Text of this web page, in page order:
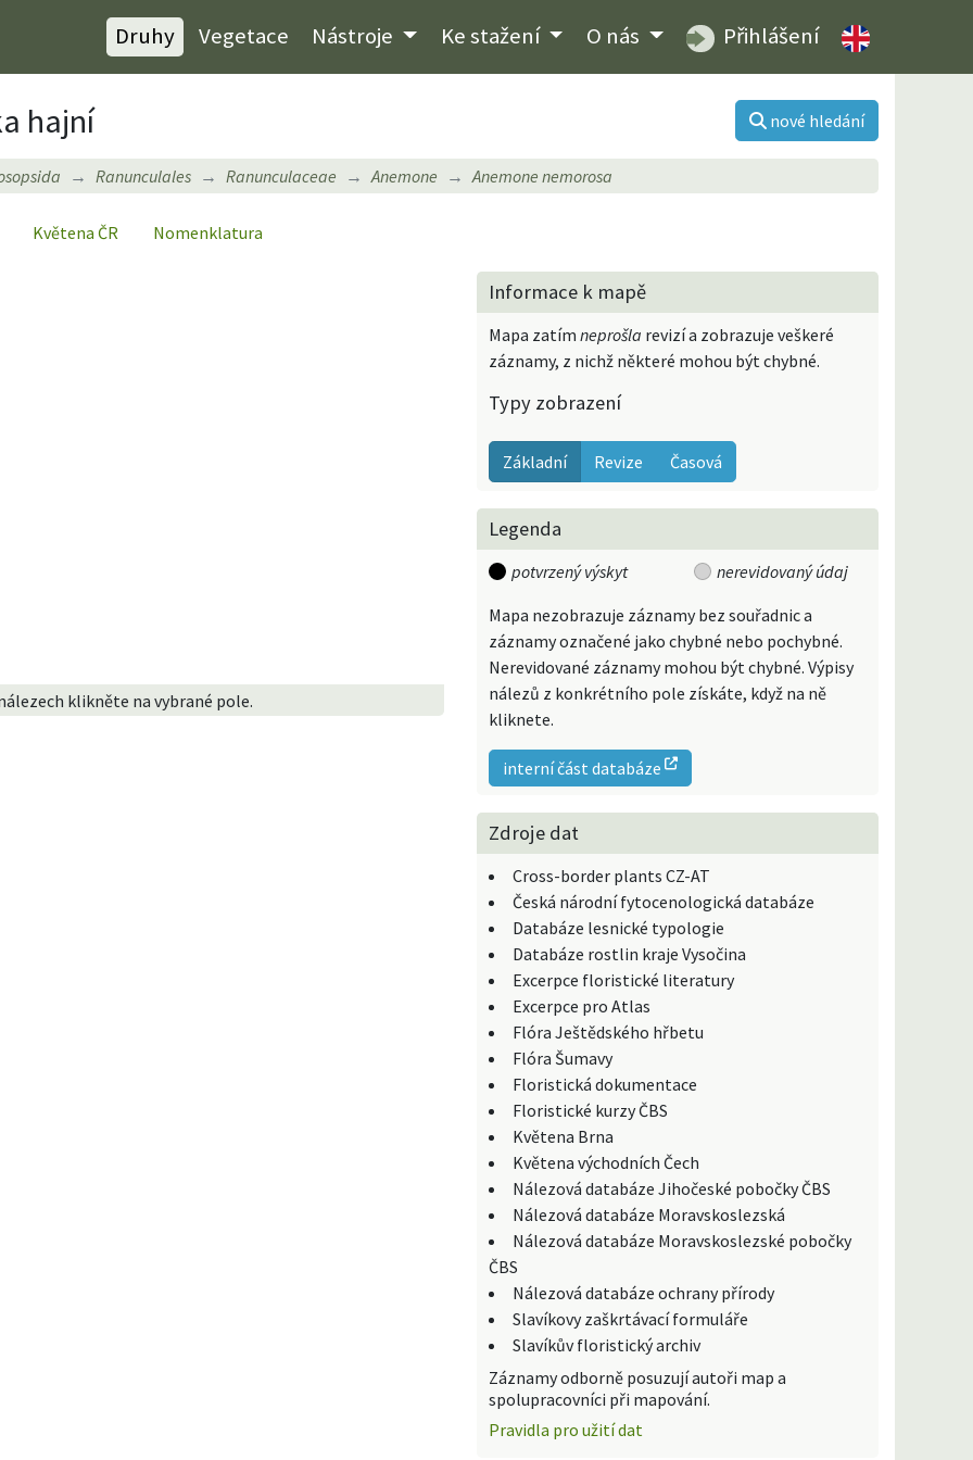
Druhy Vegetace Nástroje Ke stažení O nás Přihlášení
hajní nové hledání
Ranunculales Ranunculaceae Anemone Anemone nemorosa
Květena ČR Nomenklatura
klikněte na vybrané pole.
Informace k mapě
Mapa zatímneprošla revizí a zobrazuje veškeré
záznamy, z nichž některé mohou být chybné.
Typy zobrazení
Základní Revize Časová
Legenda
potvrzený výskyt
nerevidovaný údaj
Mapa nezobrazuje záznamy bez souřadnic a
záznamy označené jako chybné nebo pochybné.
Nerevidované záznamy mohou být chybné. Výpisy
nálezů z konkrétního pole získáte, když na ně
kliknete.
interní část databáze
Zdroje dat
Cross-border plants CZ-AT
Česká národní fytocenologická databáze
Databáze lesnické typologie
Databáze rostlin kraje Vysočina
Excerpce floristické literatury
Excerpce pro Atlas
Flóra Ještědského hřbetu
Flóra Šumavy
Floristická dokumentace
Floristické kurzy ČBS
Květena Brna
Květena východních Čech
Nálezová databáze Jihočeské pobočky ČBS
Nálezová databáze Moravskoslezská
Nálezová databáze Moravskoslezské pobočky
ČBS
Nálezová databáze ochrany přírody
Slavíkovy zaškrtávací formuláře
Slavíkův floristický archiv
Záznamy odborně posuzují autoři map a
spolupracovníci při mapování.
Pravidla pro užití dat